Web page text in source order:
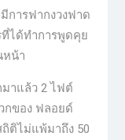
การฟากงวงฟาด
ได้ทำการพูดคุย
หน้า
าแล้ว 2 ไฟต์
กของ ฟลอยด์
ติไม่แพ้มาถึง 50